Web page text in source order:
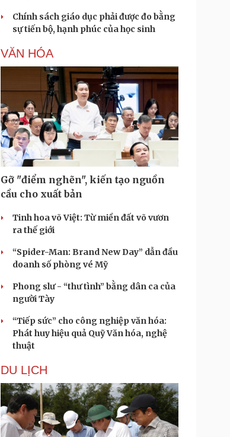
Chính sách giáo dục phải được đo bằng
sự tiến bộ, hạnh phúc của học sinh
VĂN HÓA
Gỡ "điểm nghẽn", kiến tạo nguồn
cầu cho xuất bản
Tinh hoa võ Việt: Từ miền đất võ vươn
ra thế giới
“Spider-Man: Brand New Day” dẫn đầu
doanh số phòng vé Mỹ
Phong slư - “thư tình” bằng dân ca của
người Tày
“Tiếp sức” cho công nghiệp văn hóa:
Phát huy hiệu quả Quỹ Văn hóa, nghệ
thuật
DU LỊCH